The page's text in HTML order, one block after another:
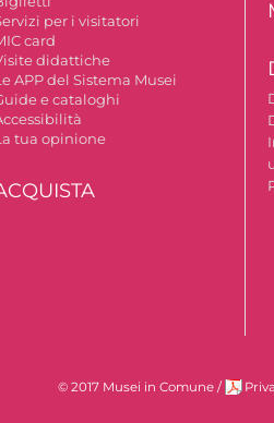
per i visitatori
card
didattiche
APP del Sistema Musei
e cataloghi
tua opinione
© 2017 Musei in Comune /